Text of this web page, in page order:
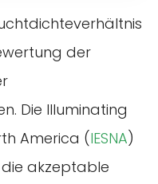
der
Die Illuminating
America (IESNA)
akzeptable